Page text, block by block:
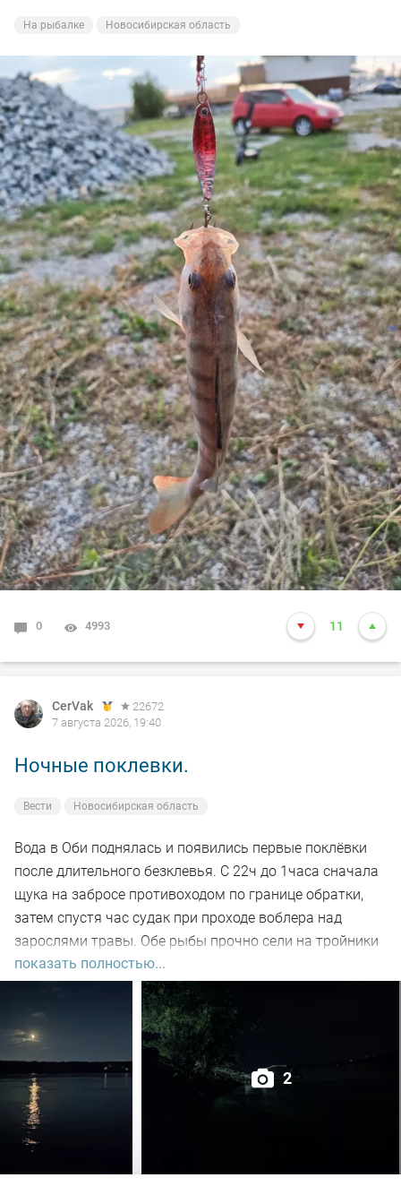
На рыбалке Новосибирская область
0 4993 11
CerVak
22672
7 августа 2026, 19:40
Ночные поклевки.
Вести Новосибирская область
Вода в Оби поднялась и появились первые поклёвки
после длительного безклевья. С 22ч до 1часа сначала
щука на забросе противоходом по границе обратки,
затем спустя час судак при проходе воблера над
зарослями травы. Обе рыбы прочно сели на тройники
и при чистке оказались с пустыми желудками. Ждем
дальнейших поклёвок.
показать полностью...
2